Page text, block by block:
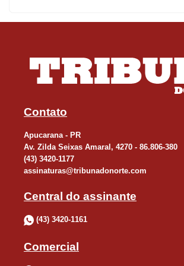
Contato
Apucarana - PR
Av. Zilda Seixas Amaral, 4270 - 86.806-380
(43) 3420-1177
assinaturas@tribunadonorte.com
Central do assinante
(43) 3420-1161
Comercial